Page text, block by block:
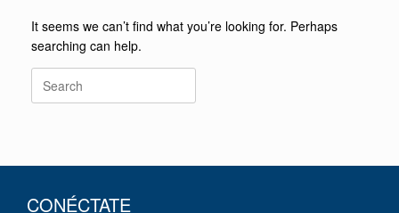
It seems we can’t find what you’re looking for. Perhaps
searching can help.
CONÉCTATE